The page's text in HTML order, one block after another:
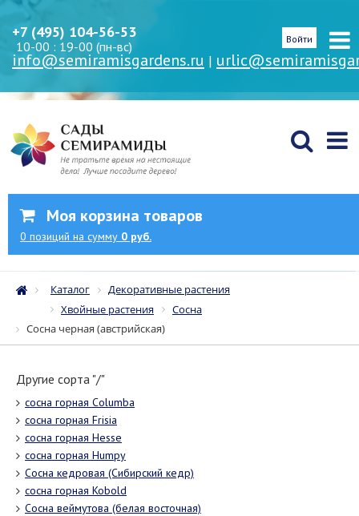
+7 (495) 104-56-53
10-00 : 19-00 (пн-вс)
info@semiramisgardens.ru |
Войти
Моя корзина товаров
0 позиций на сумму 0 руб.
Каталог
Декоративные растения
Хвойные растения
Сосна
Сосна черная (австрийская)
Другие сорта "/"
сосна горная Columba
сосна горная Frisia
сосна горная Hesse
сосна горная Humpy
Сосна кедровая (Сибирский кедр)
сосна горная Kobold
Сосна веймутова (белая восточная)